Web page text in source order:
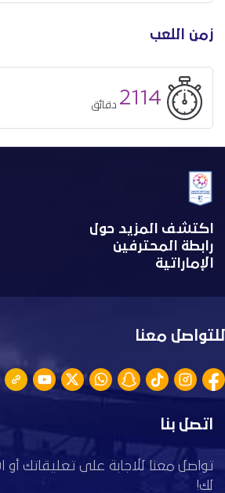
زمن اللعب
2114 دقائق
اكتشف المزيد حول
رابطة المحترفين
الإماراتية
للتواصل معنا
اتصل بنا
تواصل معنا للاجابة على تعليقاتك
لك!